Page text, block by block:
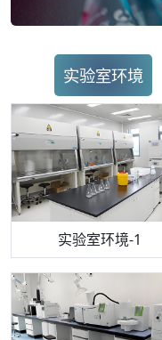
实验室环境
实验室环境-1
机构质检技术员-1
步入式恒温恒湿试验箱